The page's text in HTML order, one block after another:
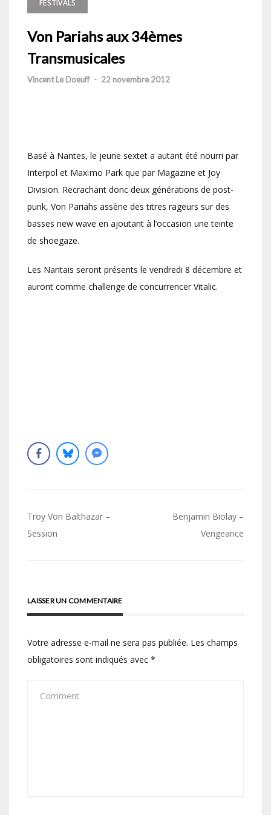
FESTIVALS
Von Pariahs aux 34èmes
Transmusicales
Vincent Le Doeuff - 22 novembre 2012
Basé à Nantes, le jeune sextet a autant été nourri par
Interpol et Maxïmo Park que par Magazine et Joy
Division. Recrachant donc deux générations de post-
punk, Von Pariahs assène des titres rageurs sur des
basses new wave en ajoutant à l’occasion une teinte
de shoegaze.
Les Nantais seront présents le vendredi 8 décembre et
auront comme challenge de concurrencer Vitalic.
Navigation
de
Troy Von Balthazar –
Session
Benjamin Biolay –
Vengeance
LAISSER UN COMMENTAIRE
Votre adresse e-mail ne sera pas publiée. Les champs
obligatoires sont indiqués avec *